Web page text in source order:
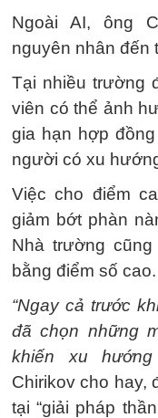
Ngoài AI, ông
nguyên nhân đến
Tại nhiều trường
viên có thể ảnh
gia hạn hợp
người có xu
Việc cho điểm
giảm bớt phàn
Nhà trường
bằng điểm số cao.
“Ngay cả trước
đã chọn những
khiến xu
Chirikov cho hay,
tại “giải pháp